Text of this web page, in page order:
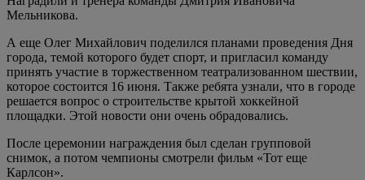
Мельникова.
А еще Олег Михайлович поделился планами проведения Дня
города, темой которого будет спорт, и пригласил команду
принять участие в торжественном театрализованном шествии,
которое состоится 16 июня. Также ребята узнали, что в городе
решается вопрос о строительстве крытой хоккейной
площадки. Этой новости они очень обрадовались.
После церемонии награждения был сделан групповой
снимок, а потом чемпионы смотрели фильм «Тот еще
Карлсон».